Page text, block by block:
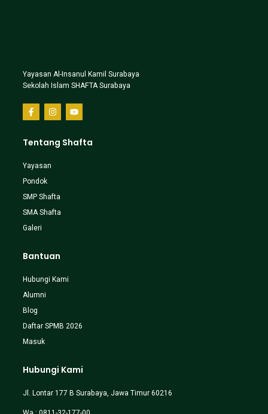
Yayasan Al-Insanul Kamil Surabaya
Sekolah Islam SHAFTA Surabaya
Tentang Shafta
Yayasan
Pondok
SMP Shafta
SMA Shafta
Galeri
Bantuan
Hubungi Kami
Alumni
Blog
Daftar SPMB 2026
Masuk
Hubungi Kami
Jl. Lontar 177 B Surabaya, Jawa Timur 60216